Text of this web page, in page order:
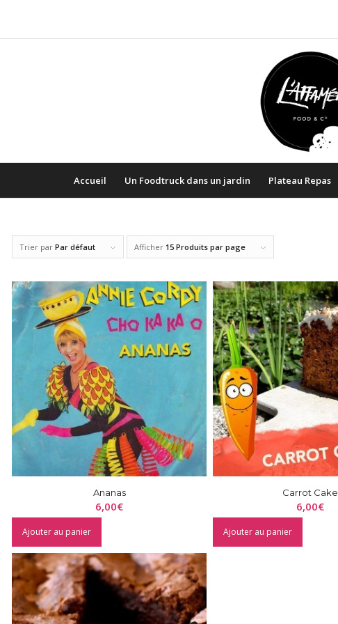
Accueil Un Foodtruck dans un jardin Plateau Repas
Trier par Par défaut Afficher 15 Produits par page
Ananas
6,00€
Ajouter au panier
Carrot Cake
6,00€
Ajouter au panier